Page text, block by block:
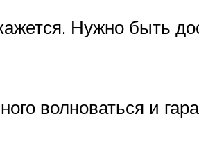
Нужно быть
волноваться и